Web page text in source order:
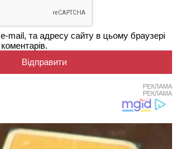
mail, та адресу сайту в цьому браузері
РЕКЛАМА
РЕКЛАМА